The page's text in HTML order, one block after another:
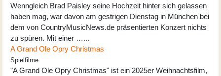
Wenngleich Brad Paisley seine Hochzeit hinter sich gelassen
haben mag, war davon am gestrigen Dienstag in München bei
dem von CountryMusicNews.de präsentierten Konzert nichts
zu spüren. Mit einer …...
A Grand Ole Opry Christmas
Spielfilme
"A Grand Ole Opry Christmas" ist ein 2025er Weihnachtsfilm,